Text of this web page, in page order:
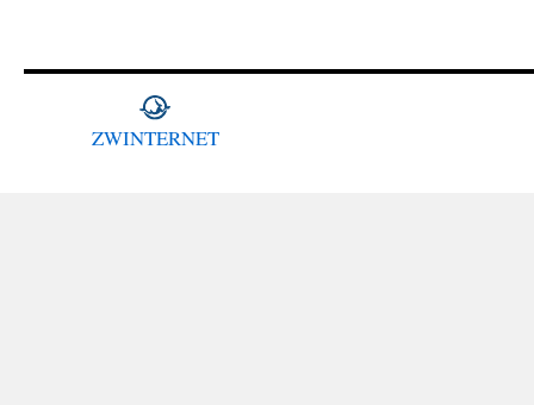
ZWINTERNET